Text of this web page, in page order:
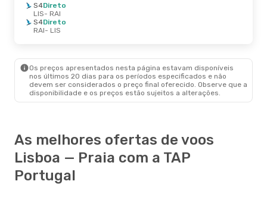
S4Direto
LIS- RAI
S4Direto
RAI- LIS
Os preços apresentados nesta página estavam disponíveis
nos últimos 20 dias para os períodos especificados e não
devem ser considerados o preço final oferecido. Observe que a
disponibilidade e os preços estão sujeitos a alterações.
As melhores ofertas de voos
Lisboa — Praia com a TAP
Portugal